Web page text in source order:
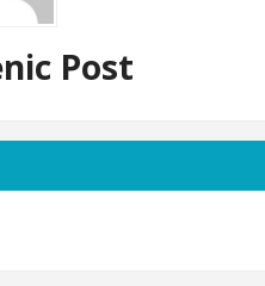
Post